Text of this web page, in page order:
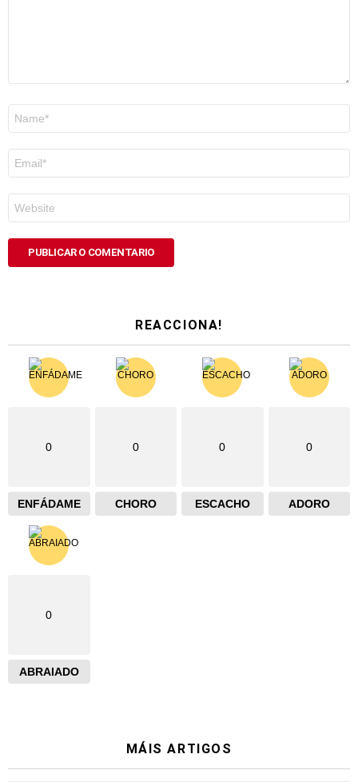
electrónico
*
REACCIONA!
0
ENFÁDAME
0
CHORO
0
ESCACHO
0
ADORO
0
ABRAIADO
MÁIS ARTIGOS